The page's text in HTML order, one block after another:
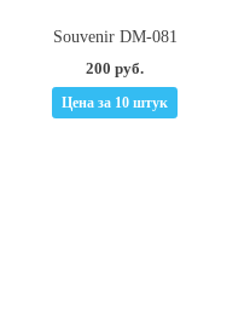
Souvenir DM-081
200 руб.
Цена за 10 штук